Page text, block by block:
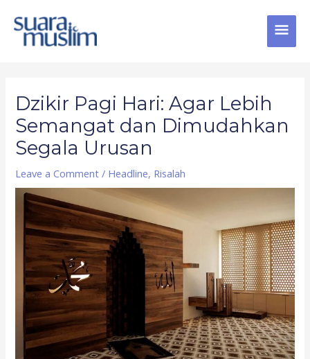
content
Dzikir Pagi Hari: Agar Lebih
Semangat dan Dimudahkan
Segala Urusan
Leave a Comment / Headline, Risalah